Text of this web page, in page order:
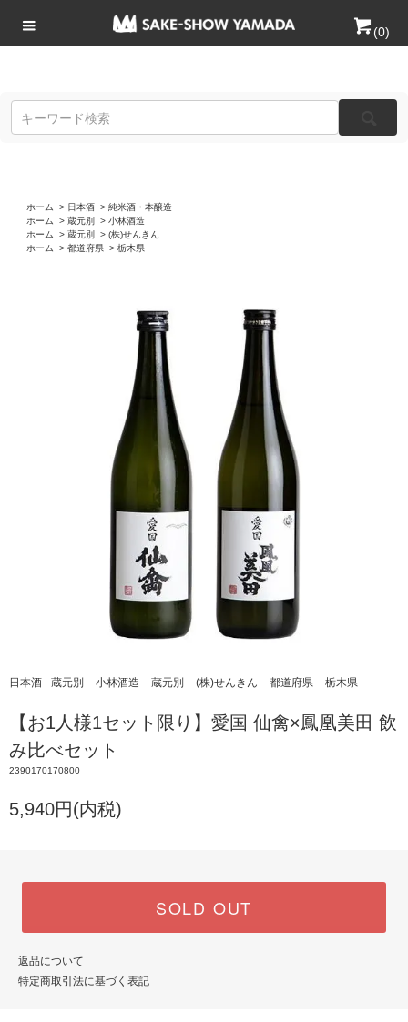
(0)
ホーム > 日本酒 > 純米酒・本醸造
ホーム
> 蔵元別 > 小林酒造
ホーム
> 蔵元別 > (株)せんきん
ホーム
> 都道府県 > 栃木県
日本酒 蔵元別 小林酒造 蔵元別 (株)せんきん 都道府県 栃木県
【お1人様1セット限り】愛国 仙禽×鳳凰美田 飲
み比べセット
2390170170800
5,940円(内税)
SOLD OUT
返品について
特定商取引法に基づく表記